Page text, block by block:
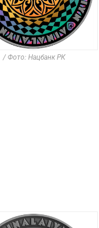
/ Фото: Нацбанк РК